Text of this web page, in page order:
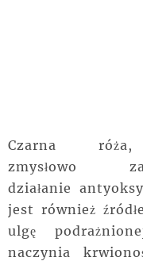
Czarna
zmysłowo
działanie
jest również
ulgę
naczynia